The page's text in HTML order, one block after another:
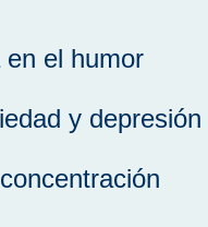
el humor
y depresión